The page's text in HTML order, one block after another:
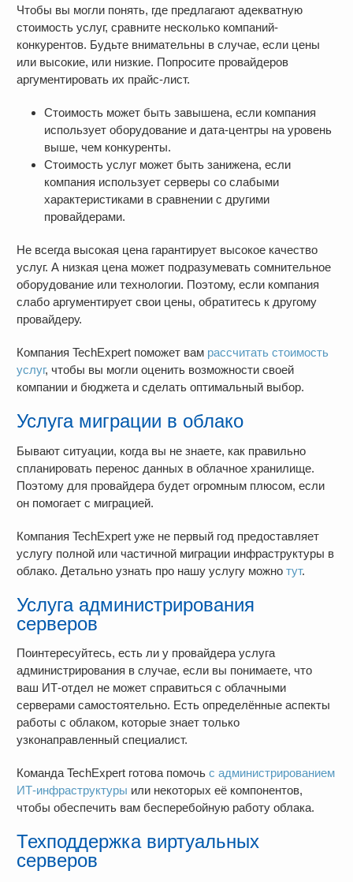
Чтобы вы могли понять, где предлагают адекватную
стоимость услуг, сравните несколько компаний-
конкурентов. Будьте внимательны в случае, если цены
или высокие, или низкие. Попросите провайдеров
аргументировать их прайс-лист.
Стоимость может быть завышена, если компания
использует оборудование и дата-центры на уровень
выше, чем конкуренты.
Стоимость услуг может быть занижена, если
компания использует серверы со слабыми
характеристиками в сравнении с другими
провайдерами.
Не всегда высокая цена гарантирует высокое качество
услуг. А низкая цена может подразумевать сомнительное
оборудование или технологии. Поэтому, если компания
слабо аргументирует свои цены, обратитесь к другому
провайдеру.
Компания TechExpert поможет вам рассчитать стоимость
услуг, чтобы вы могли оценить возможности своей
компании и бюджета и сделать оптимальный выбор.
Услуга миграции в облако
Бывают ситуации, когда вы не знаете, как правильно
спланировать перенос данных в облачное хранилище.
Поэтому для провайдера будет огромным плюсом, если
он помогает с миграцией.
Компания TechExpert уже не первый год предоставляет
услугу полной или частичной миграции инфраструктуры в
облако. Детально узнать про нашу услугу можнотут.
Услуга администрирования
серверов
Поинтересуйтесь, есть ли у провайдера услуга
администрирования в случае, если вы понимаете, что
ваш ИТ-отдел не может справиться с облачными
серверами самостоятельно. Есть определённые аспекты
работы с облаком, которые знает только
узконаправленный специалист.
Команда TechExpert готова помочьс администрированием
ИТ-инфраструктуры или некоторых её компонентов,
чтобы обеспечить вам бесперебойную работу облака.
Техподдержка виртуальных
серверов